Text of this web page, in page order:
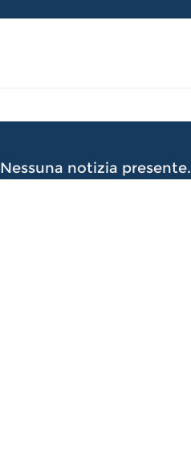
Nessuna notizia presente.